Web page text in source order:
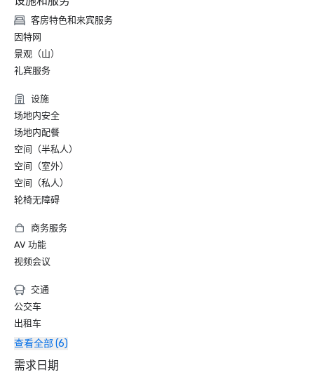
客房特色和来宾服务
因特网
景观（山）
礼宾服务
设施
场地内安全
场地内配餐
空间（半私人）
空间（室外）
空间（私人）
轮椅无障碍
商务服务
AV 功能
视频会议
交通
公交车
出租车
查看全部 (6)
需求日期